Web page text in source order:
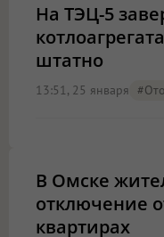
На ТЭЦ-5
штатно
13:51, 25 января
В Омске
отключение
квартирах